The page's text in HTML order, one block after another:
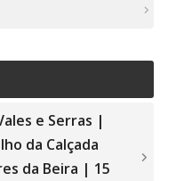
e Serras |
da Calçada
da Beira | 15